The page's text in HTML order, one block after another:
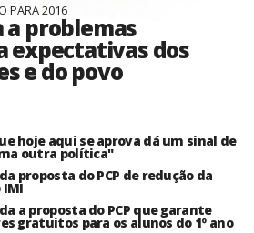
PARA 2016
a problemas
expectativas dos
e do povo
hoje aqui se aprova dá um sinal de
outra política"
proposta do PCP de redução da
a proposta do PCP que garante
gratuitos para os alunos do 1º ano